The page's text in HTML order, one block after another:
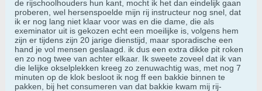
de rijschoolhouders hun kant, mocht ik het dan eindelijk gaan
proberen, wel hersenspoelde mijn rij instructeur nog snel, dat
ik er nog lang niet klaar voor was en die dame, die als
exeminator uit is gekozen echt een moeilijke is, volgens hem
zijn er tijdens zijn 20 jarige dienstijd, maar sporadische een
hand je vol mensen geslaagd. ik dus een extra dikke pit roken
en zo nog twee van achter elkaar. Ik sweete zoveel dat ik van
die lelijke okselplekken kreeg zo zenuwachtig was, met nog 7
minuten op de klok besloot ik nog ff een bakkie binnen te
pakken, bij het consumeren van dat bakkie kwam mij rij-